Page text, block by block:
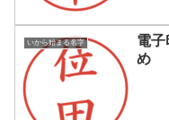
いから始まる名字
電子
め